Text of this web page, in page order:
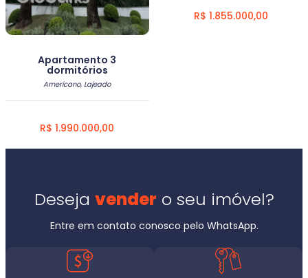
Apartamento 3
dormitórios
Americano, Lajeado
R$ 1.990.000,00
R$ 1.855.000,00
Deseja vender o seu imóvel?
Entre em contato conosco pelo WhatsApp.